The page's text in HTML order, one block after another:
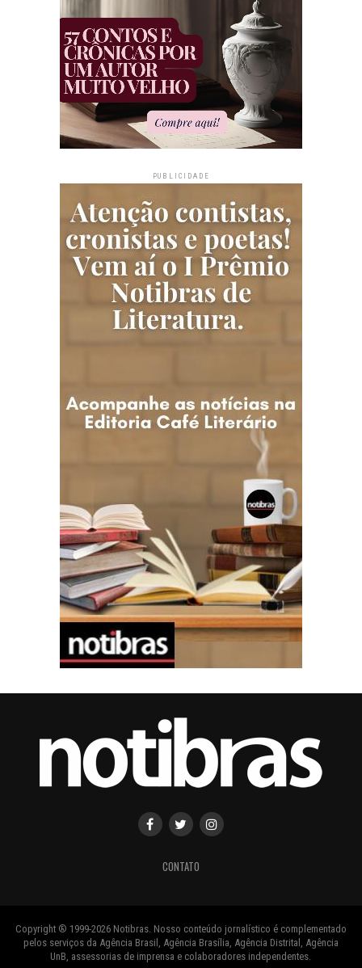
PUBLICIDADE
CONTATO
Copyright ® 1999-2026 Notibras. Nosso conteúdo jornalístico é complementado
pelos serviços da Agência Brasil, Agência Brasília, Agência Distrital, Agência
UnB, assessorias de imprensa e colaboradores independentes.